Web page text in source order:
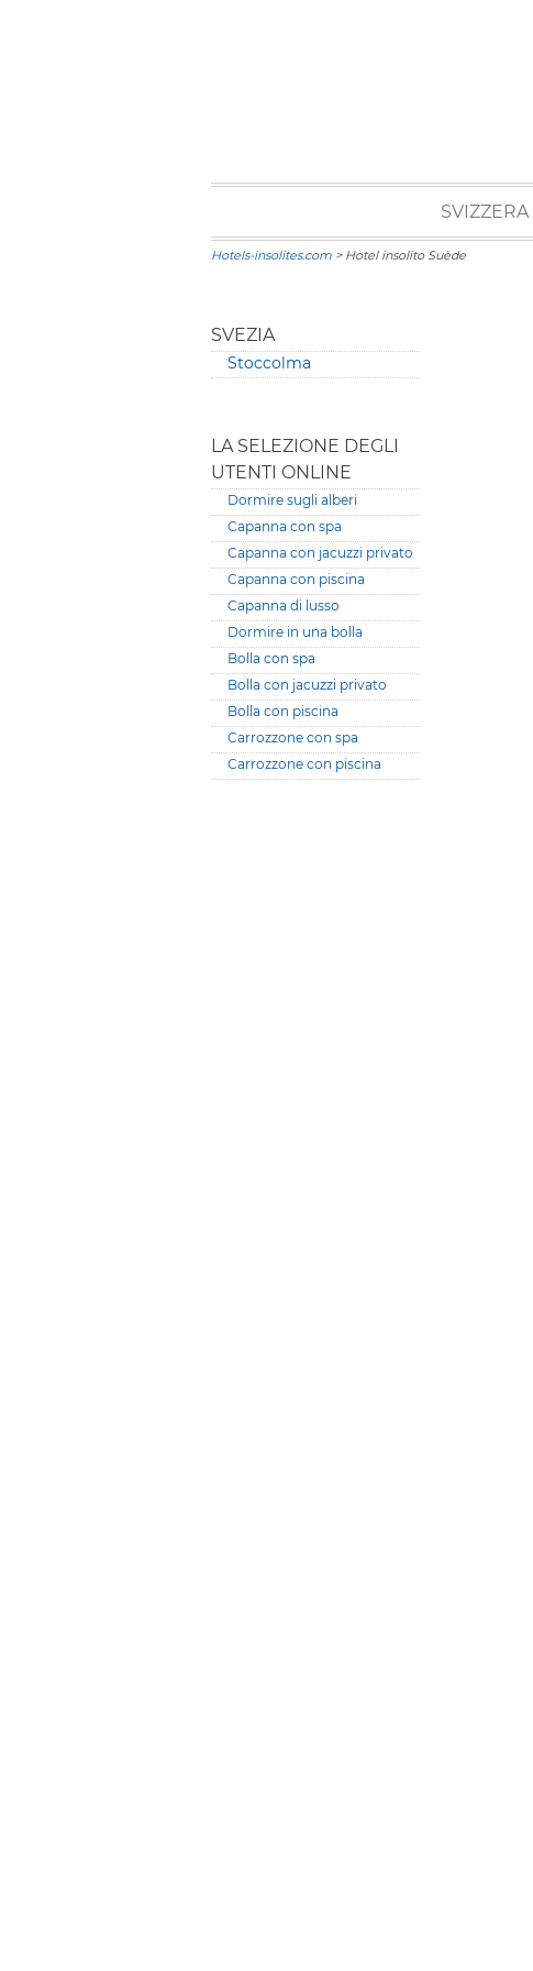
SVIZZERA
Hotels-insolites.com > Hotel insolito Suède
SVEZIA
Stoccolma
LA SELEZIONE DEGLI
UTENTI ONLINE
Dormire sugli alberi
Capanna con spa
Capanna con jacuzzi privato
Capanna con piscina
Capanna di lusso
Dormire in una bolla
Bolla con spa
Bolla con jacuzzi privato
Bolla con piscina
Carrozzone con spa
Carrozzone con piscina